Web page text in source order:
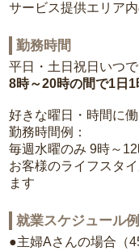
サービス提供エリア
勤務時間
平日・土日祝日いつ
8時～20時の間で1日1
好きな曜日・時間に
勤務時間例：
毎週水曜のみ 9時～
お客様のライフスタ
ます
就業スケジュール例
●主婦Aさんの場合（